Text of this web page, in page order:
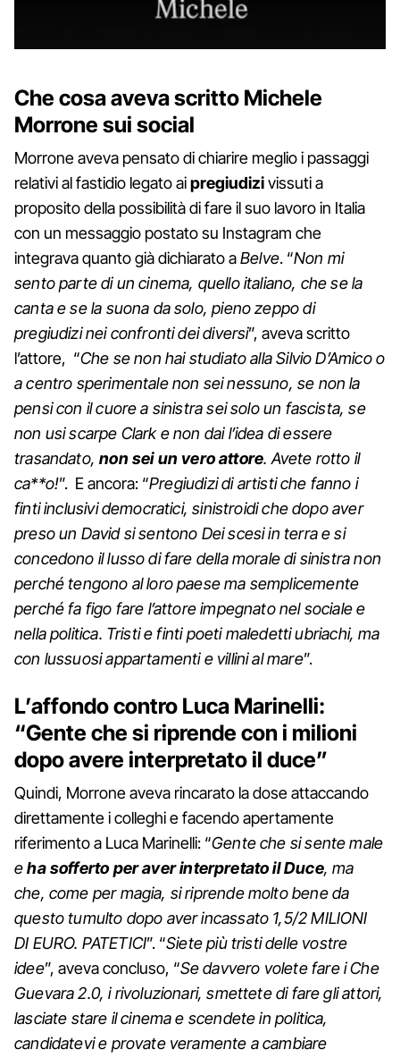
Che cosa aveva scritto Michele
Morrone sui social
Morrone aveva pensato di chiarire meglio i passaggi
relativi al fastidio legato aipregiudizivissuti a
proposito della possibilità di fare il suo lavoro in Italia
con un messaggio postato su Instagram che
integrava quanto già dichiarato aBelve. “Non mi
sento parte di un cinema, quello italiano, che se la
canta e se la suona da solo, pieno zeppo di
pregiudizi nei confronti dei diversi”, aveva scritto
l’attore, “Che se non hai studiato alla Silvio D’Amico o
a centro sperimentale non sei nessuno, se non la
pensi con il cuore a sinistra sei solo un fascista, se
non usi scarpe Clark e non dai l’idea di essere
trasandato,non sei un vero attore. Avete rotto il
ca**o!”. E ancora: “Pregiudizi di artisti che fanno i
finti inclusivi democratici, sinistroidi che dopo aver
preso un David si sentono Dei scesi in terra e si
concedono il lusso di fare della morale di sinistra non
perché tengono al loro paese ma semplicemente
perché fa figo fare l’attore impegnato nel sociale e
nella politica. Tristi e finti poeti maledetti ubriachi, ma
con lussuosi appartamenti e villini al mare”.
L’affondo contro Luca Marinelli:
“Gente che si riprende con i milioni
dopo avere interpretato il duce”
Quindi, Morrone aveva rincarato la dose attaccando
direttamente i colleghi e facendo apertamente
riferimento a Luca Marinelli: “Gente che si sente male
eha sofferto per aver interpretato il Duce, ma
che, come per magia, si riprende molto bene da
questo tumulto dopo aver incassato 1,5/2 MILIONI
DI EURO. PATETICI”. “Siete più tristi delle vostre
idee”, aveva concluso, “Se davvero volete fare i Che
Guevara 2.0, i rivoluzionari, smettete di fare gli attori,
lasciate stare il cinema e scendete in politica,
candidatevi e provate veramente a cambiare